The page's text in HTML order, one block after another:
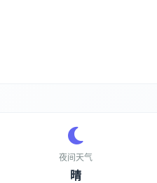
夜间天气
晴